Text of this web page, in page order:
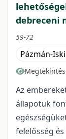
debreceni
59-72
Pázmán-
Az
állapotuk
felelősség